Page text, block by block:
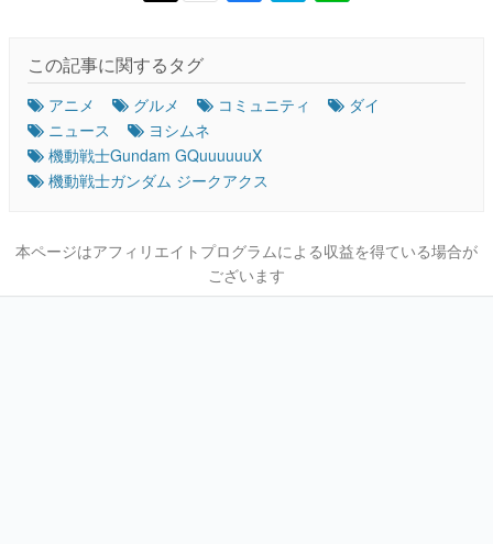
この記事に関するタグ
アニメ グルメ コミュニティ
ダイ
ニュース
ヨシムネ
機動戦士Gundam GQuuuuuuX
機動戦士ガンダム ジークアクス
本ページはアフィリエイトプログラムによる収益を得ている場合が
ございます